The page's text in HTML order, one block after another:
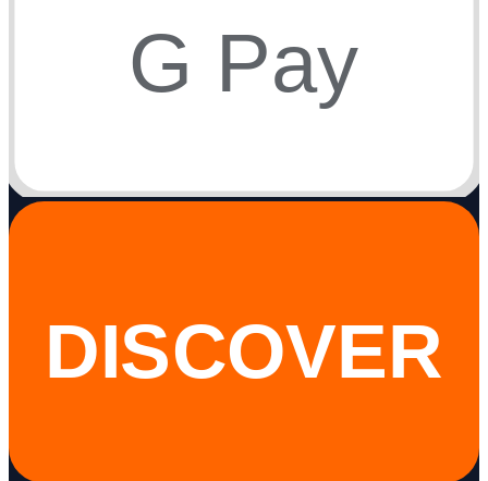
G Pay
DISCOVER